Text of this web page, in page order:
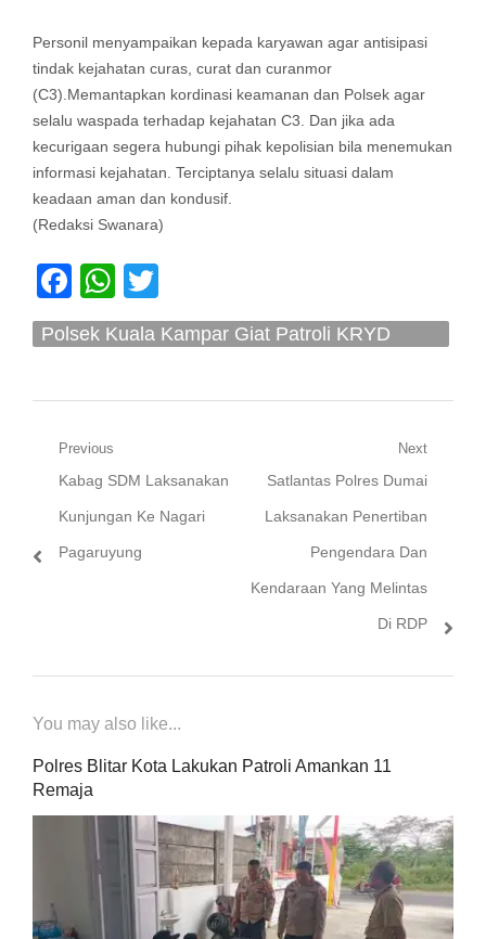
Personil menyampaikan kepada karyawan agar antisipasi
tindak kejahatan curas, curat dan curanmor
(C3).Memantapkan kordinasi keamanan dan Polsek agar
selalu waspada terhadap kejahatan C3. Dan jika ada
kecurigaan segera hubungi pihak kepolisian bila menemukan
informasi kejahatan. Terciptanya selalu situasi dalam
keadaan aman dan kondusif.
(Redaksi Swanara)
Facebook
WhatsApp
Polsek Kuala Kampar Giat Patroli KRYD
Navigasi
pos
Previous
Previous
post:
Kabag SDM Laksanakan
Kunjungan Ke Nagari
Pagaruyung
Next
Next
post:
Satlantas Polres Dumai
Laksanakan Penertiban
Pengendara Dan
Kendaraan Yang Melintas
Di RDP
You may also like...
Polres Blitar Kota Lakukan Patroli Amankan 11
Remaja